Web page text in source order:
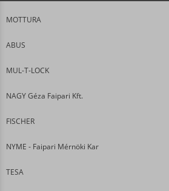
MOTTURA
ABUS
MUL-T-LOCK
NAGY Géza Faipari Kft.
FISCHER
NYME - Faipari Mérnöki Kar
TESA